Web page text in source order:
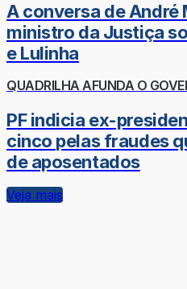
A conversa de André
ministro da Justiça
e Lulinha
QUADRILHA AFUNDA O
PF indicia ex-
cinco pelas fraudes
de aposentados
Veja mais